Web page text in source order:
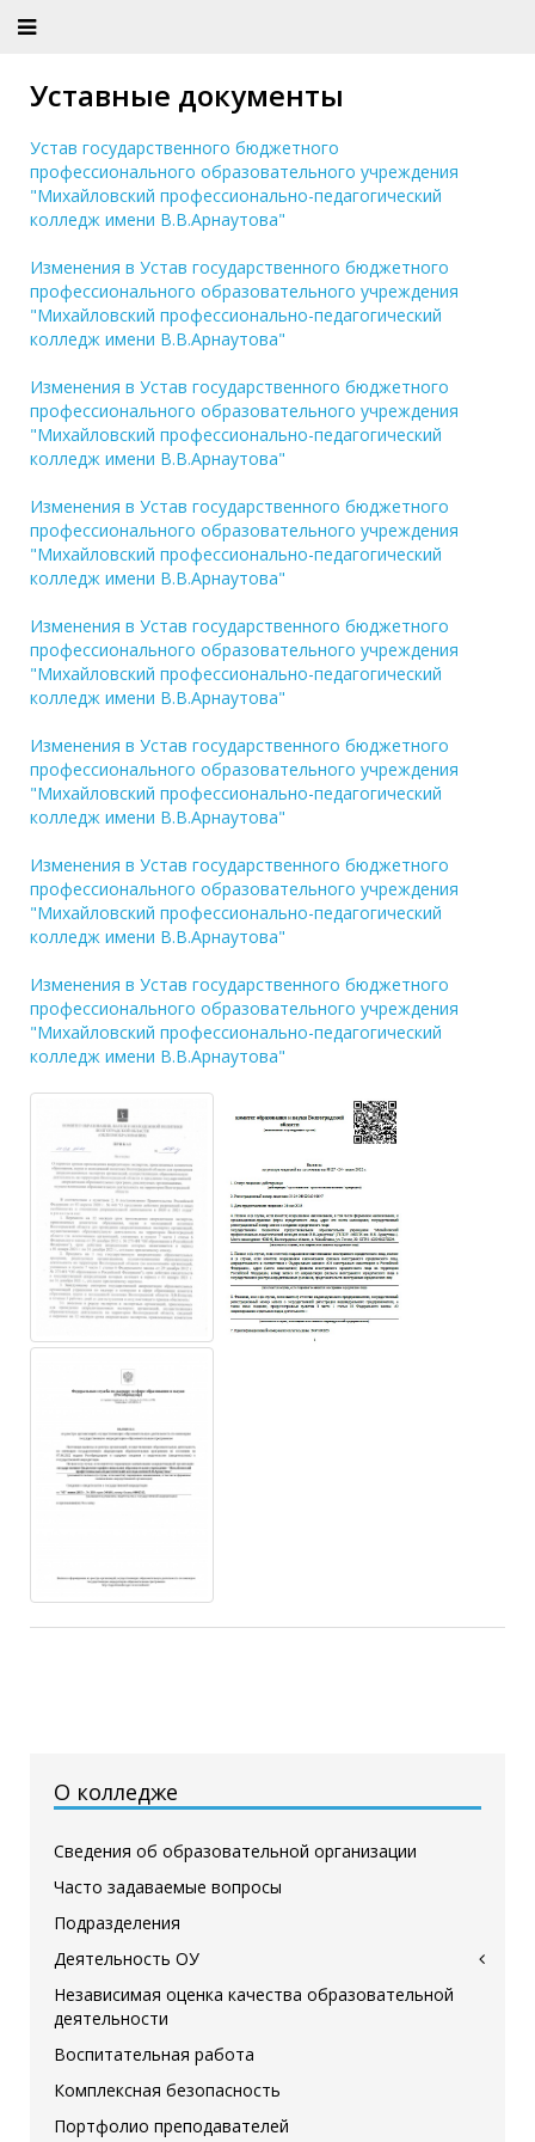
Уставные документы
Устав государственного бюджетного
профессионального образовательного учреждения
"Михайловский профессионально-педагогический
колледж имени В.В.Арнаутова"
Изменения в Устав государственного бюджетного
профессионального образовательного учреждения
"Михайловский профессионально-педагогический
колледж имени В.В.Арнаутова"
Изменения в Устав государственного бюджетного
профессионального образовательного учреждения
"Михайловский профессионально-педагогический
колледж имени В.В.Арнаутова"
Изменения в Устав государственного бюджетного
профессионального образовательного учреждения
"Михайловский профессионально-педагогический
колледж имени В.В.Арнаутова"
Изменения в Устав государственного бюджетного
профессионального образовательного учреждения
"Михайловский профессионально-педагогический
колледж имени В.В.Арнаутова"
Изменения в Устав государственного бюджетного
профессионального образовательного учреждения
"Михайловский профессионально-педагогический
колледж имени В.В.Арнаутова"
Изменения в Устав государственного бюджетного
профессионального образовательного учреждения
"Михайловский профессионально-педагогический
колледж имени В.В.Арнаутова"
Изменения в Устав государственного бюджетного
профессионального образовательного учреждения
"Михайловский профессионально-педагогический
колледж имени В.В.Арнаутова"
О колледже
Сведения об образовательной организации
Часто задаваемые вопросы
Подразделения
Деятельность ОУ
Независимая оценка качества образовательной
деятельности
Воспитательная работа
Комплексная безопасность
Портфолио преподавателей